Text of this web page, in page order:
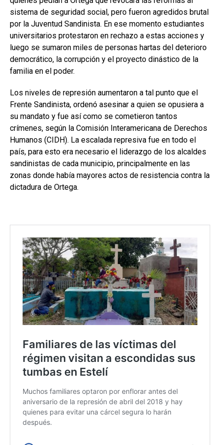
sistema de seguridad social, pero fueron agredidos brutal
por la Juventud Sandinista. En ese momento estudiantes
universitarios protestaron en rechazo a estas acciones y
luego se sumaron miles de personas hartas del deterioro
democrático, la corrupción y el proyecto dinástico de la
familia en el poder.
Los niveles de represión aumentaron a tal punto que el
Frente Sandinista, ordenó asesinar a quien se opusiera a
su mandato y fue así como se cometieron tantos
crímenes, según la Comisión Interamericana de Derechos
Humanos (CIDH). La escalada represiva fue en todo el
país, para esto era necesario el liderazgo de los alcaldes
sandinistas de cada municipio, principalmente en las
zonas donde había mayores actos de resistencia contra la
dictadura de Ortega.